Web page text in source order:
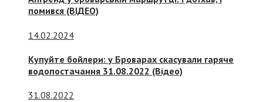
помився (ВІДЕО)
14.02.2024
Купуйте бойлери: у Броварах скасували гаряче
водопостачання 31.08.2022 (Відео)
31.08.2022